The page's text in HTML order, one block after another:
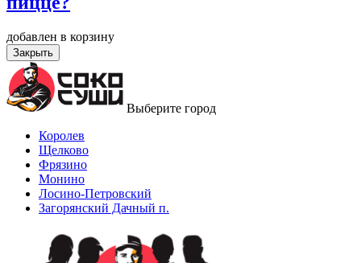
добавлен в корзину
Закрыть
Выберите город
Королев
Щелково
Фрязино
Монино
Лосино-Петровский
Загорянский Дачный п.